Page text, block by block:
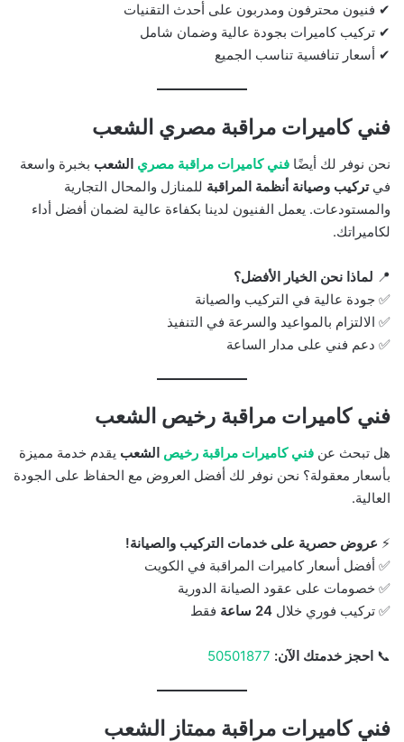
✔ فنيون محترفون ومدربون على أحدث التقنيات
✔ تركيب كاميرات بجودة عالية وضمان شامل
✔ أسعار تنافسية تناسب الجميع
فني كاميرات مراقبة مصري الشعب
نحن نوفر لك أيضًا فني كاميرات مراقبة مصري الشعب بخبرة واسعة
فيتركيب وصيانة أنظمة المراقبة للمنازل والمحال التجارية
والمستودعات. يعمل الفنيون لدينا بكفاءة عالية لضمان أفضل أداء
لكاميراتك.
📍 لماذا نحن الخيار الأفضل؟
✅ جودة عالية في التركيب والصيانة
✅ الالتزام بالمواعيد والسرعة في التنفيذ
✅ دعم فني على مدار الساعة
فني كاميرات مراقبة رخيص الشعب
هل تبحث عن فني كاميرات مراقبة رخيص الشعب يقدم خدمة مميزة
بأسعار معقولة؟ نحن نوفر لك أفضل العروض مع الحفاظ على الجودة
العالية.
⚡ عروض حصرية على خدمات التركيب والصيانة!
✅ أفضل أسعار كاميرات المراقبة في الكويت
✅ خصومات على عقود الصيانة الدورية
✅ تركيب فوري خلال 24 ساعة فقط
📞 احجز خدمتك الآن: 50501877
فني كاميرات مراقبة ممتاز الشعب